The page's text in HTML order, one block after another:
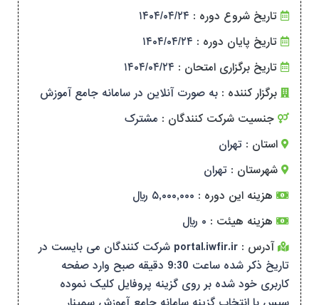
تاریخ شروع دوره : ۱۴۰۴/۰۴/۲۴
تاریخ پایان دوره : ۱۴۰۴/۰۴/۲۴
تاریخ برگزاری امتحان : ۱۴۰۴/۰۴/۲۴
برگزار کننده : به صورت آنلاین در سامانه جامع آموزش
جنسیت شرکت کنندگان : مشترک
استان : تهران
شهرستان : تهران
هزینه این دوره : ۵,۰۰۰,۰۰۰ ریال
هزینه هیئت : ۰ ریال
آدرس :
portal.iwfir.ir شرکت کنندگان می بایست در
تاریخ ذکر شده ساعت 9:30 دقیقه صبح وارد صفحه
کاربری خود شده بر روی گزینه پروفایل کلیک نموده